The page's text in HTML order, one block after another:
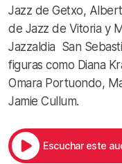
Jazz de Getxo,
de Jazz de Vitoria y
Jazzaldia San
figuras como Diana
Omara Portuondo,
Jamie Cullum.
Escuchar este